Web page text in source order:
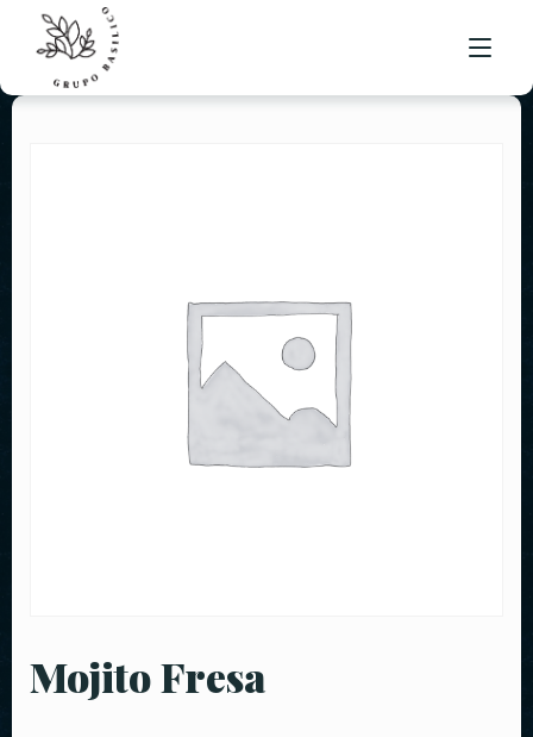
Mojito Fresa